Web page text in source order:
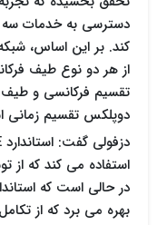
دسترسی به خدمات سه
از هر دو نوع طیف
تقسیم فرکانسی و طیف
دوپلکس تقسیم زمانی
استفاده می کند که
بهره می برد که از تکامل TD-SCDMA به وجود آمده است.